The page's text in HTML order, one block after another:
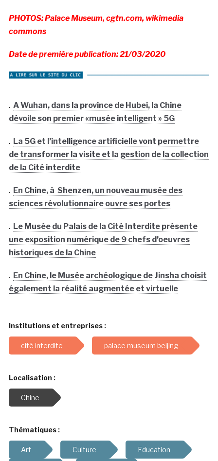
PHOTOS: Palace Museum, cgtn.com, wikimedia
commons
Date de première publication: 21/03/2020
. A Wuhan, dans la province de Hubei, la Chine
dévoile son premier «musée intelligent » 5G
. La 5G et l’intelligence artificielle vont permettre
de transformer la visite et la gestion de la collection
de la Cité interdite
. En Chine, à Shenzen, un nouveau musée des
sciences révolutionnaire ouvre ses portes
. Le Musée du Palais de la Cité Interdite présente
une exposition numérique de 9 chefs d’oeuvres
historiques de la Chine
. En Chine, le Musée archéologique de Jinsha choisit
également la réalité augmentée et virtuelle
Institutions et entreprises :
cité interdite palace museum beijing
Localisation :
Chine
Thématiques :
Art Culture Education